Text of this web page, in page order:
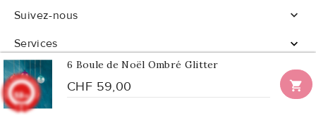
6 Boule de Noël Ombré Glitter
CHF 59,00 
Suivez-nous

Services

9.8/10
902 avis